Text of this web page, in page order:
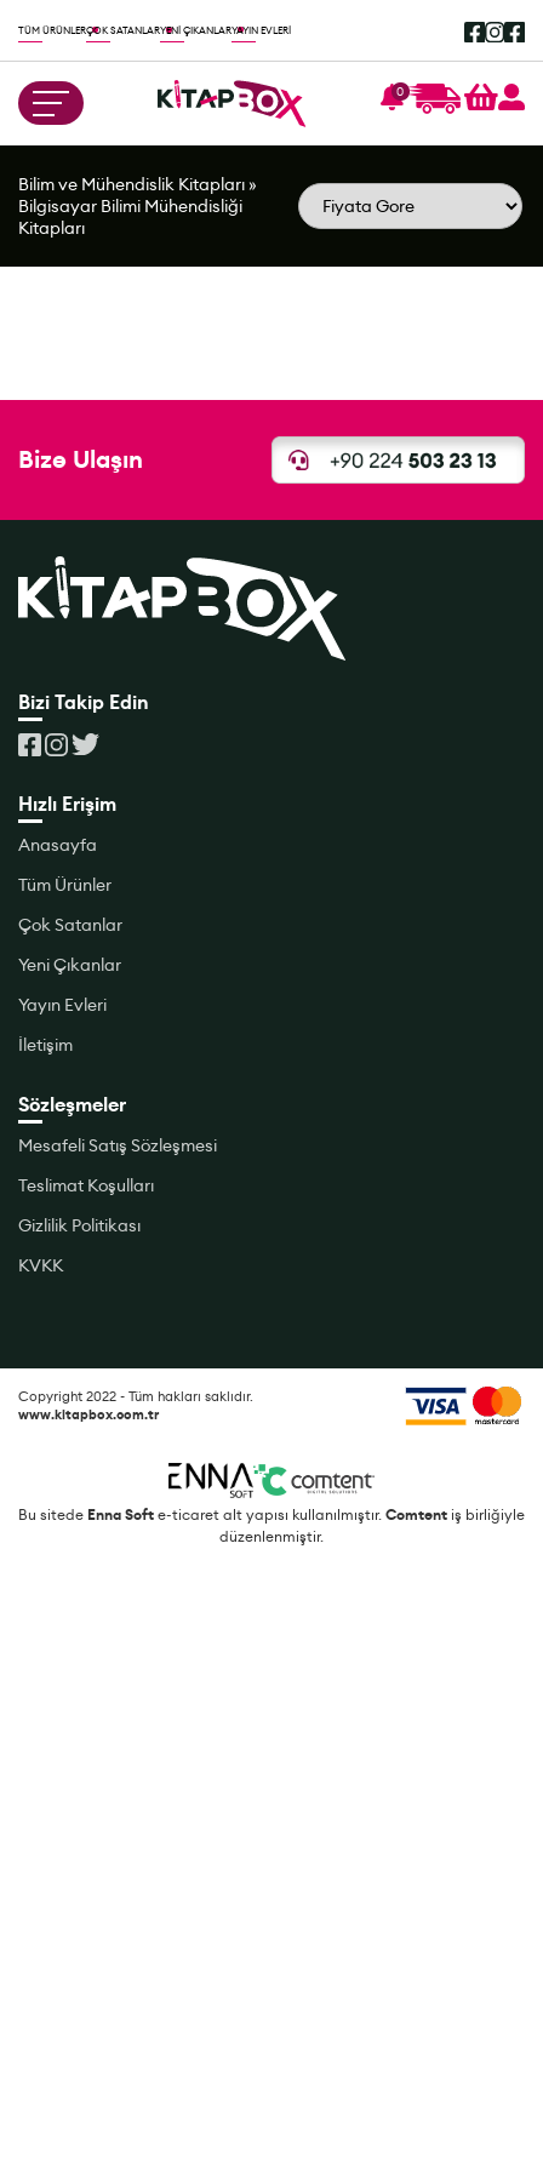
TÜM ÜRÜNLERÇOK SATANLARYENİ ÇIKANLARYAYIN EVLERİ
0
Bilim ve Mühendislik Kitapları»
Bilgisayar Bilimi Mühendisliği
Kitapları
Bize Ulaşın
Bizi Takip Edin
Hızlı Erişim
Anasayfa
Tüm Ürünler
Çok Satanlar
Yeni Çıkanlar
Yayın Evleri
İletişim
Sözleşmeler
Mesafeli Satış Sözleşmesi
Teslimat Koşulları
Gizlilik Politikası
KVKK
Copyright 2022 - Tüm hakları saklıdır.
www.kitapbox.com.tr
Bu sitede Enna Soft e-ticaret alt yapısı kullanılmıştır. Comtent iş birliğiyle
düzenlenmiştir.